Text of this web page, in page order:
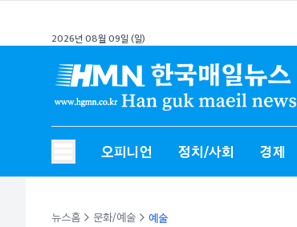
2026년 08월 09일 (일)
오피니언 정치/사회 경제
뉴스홈 문화/예술 예술